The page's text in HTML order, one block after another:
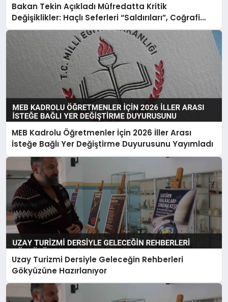
Bakan Tekin Açıkladı Müfredatta Kritik
Değişiklikler: Haçlı Seferleri “Saldırıları”, Coğrafi
Keşifler “Sömürgecilik” Oldu
MEB Kadrolu Öğretmenler İçin 2026 İller Arası
İsteğe Bağlı Yer Değiştirme Duyurusunu Yayımladı
Uzay Turizmi Dersiyle Geleceğin Rehberleri
Gökyüzüne Hazırlanıyor